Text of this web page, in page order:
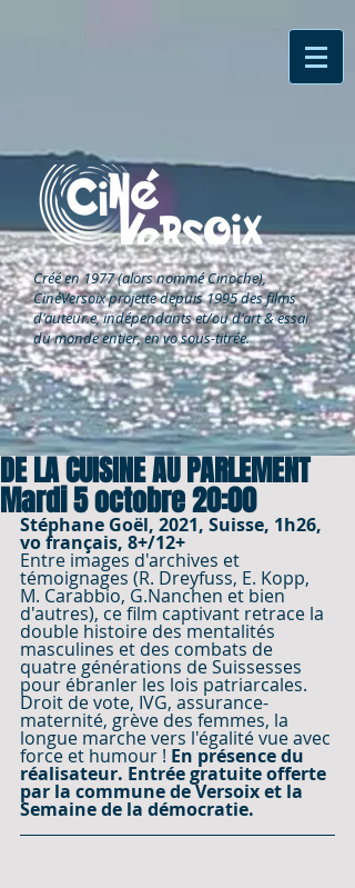
Créé en 1977 (alors nommé Cinoche),
CinéVersoixprojette depuis 1995 des films
d'auteur.e, indépendants et/ou d'art & essai
du monde entier, en vo sous-titrée.
DE LA CUISINE AU PARLEMENT
Mardi 5 octobre 20:00
Stéphane Goël, 2021, Suisse, 1h26,
vo français, 8+/12+
Entre images d'archives et
témoignages (R. Dreyfuss, E. Kopp,
M. Carabbio, G.Nanchen et bien
d'autres), ce film captivant retrace la
double histoire des mentalités
masculines et des combats de
quatre générations de Suissesses
pour ébranler les lois patriarcales.
Droit de vote, IVG, assurance-
maternité, grève des femmes, la
longue marche vers l'égalité vue avec
force et humour ! En présence du
réalisateur. Entrée gratuite offerte
par la commune de Versoix et la
Semaine de la démocratie.